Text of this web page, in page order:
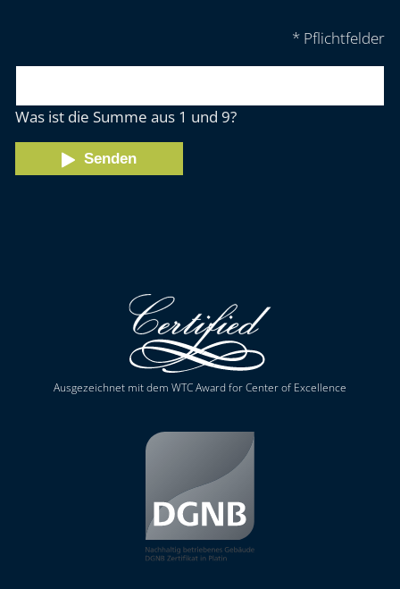
* Pflichtfelder
Was ist die Summe aus 1 und 9?
Senden
Ausgezeichnet mit dem WTC Award for Center of Excellence